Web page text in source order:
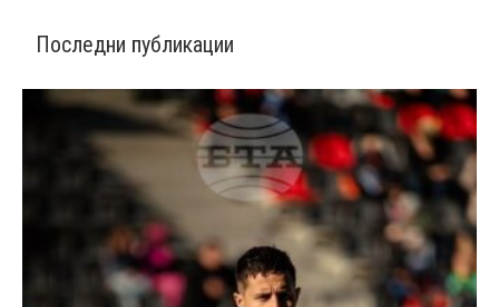
Последни публикации